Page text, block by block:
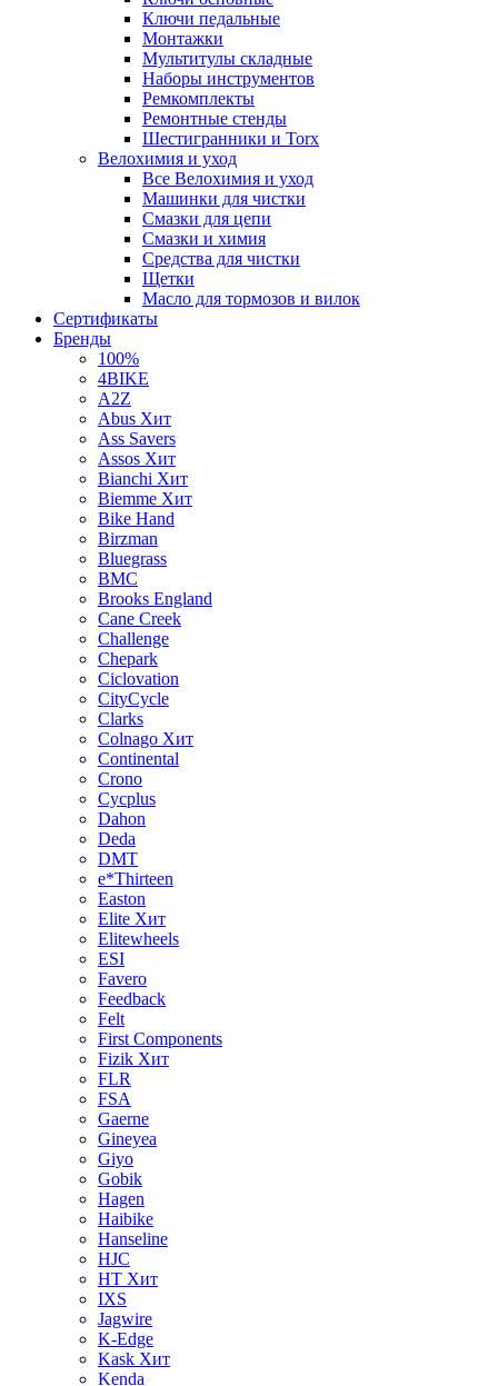
Ключи педальные
Монтажки
Мультитулы складные
Наборы инструментов
Ремкомплекты
Ремонтные стенды
Шестигранники и Torx
Велохимия и уход
Все Велохимия и уход
Машинки для чистки
Смазки для цепи
Смазки и химия
Средства для чистки
Щетки
Масло для тормозов и вилок
Сертификаты
Бренды
100%
4BIKE
A2Z
Abus Хит
Ass Savers
Assos Хит
Bianchi Хит
Biemme Хит
Bike Hand
Birzman
Bluegrass
BMC
Brooks England
Cane Creek
Challenge
Chepark
Ciclovation
CityCycle
Clarks
Colnago Хит
Continental
Crono
Cycplus
Dahon
Deda
DMT
e*Thirteen
Easton
Elite Хит
Elitewheels
ESI
Favero
Feedback
Felt
First Components
Fizik Хит
FLR
FSA
Gaerne
Gineyea
Giyo
Gobik
Hagen
Haibike
Hanseline
HJC
HT Хит
IXS
Jagwire
K-Edge
Kask Хит
Kenda